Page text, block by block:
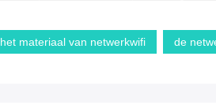
het materiaal van netwerkwifi de